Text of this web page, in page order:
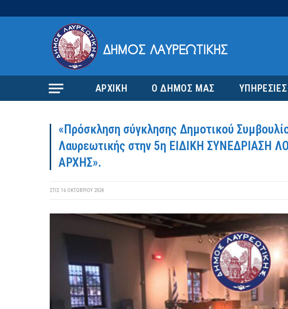
ΑΡΧΙΚΗ Ο ΔΗΜΟΣ ΜΑΣ ΥΠΗΡΕΣΙΕΣ
«Πρόσκληση σύγκλησης Δημοτικού
Λαυρεωτικής στην 5η ΕΙΔΙΚΗ ΣΥΝΕΔΡΙΑΣΗ
ΑΡΧΗΣ».
ΣΤΙΣ 16 ΟΚΤΩΒΡΊΟΥ 2024